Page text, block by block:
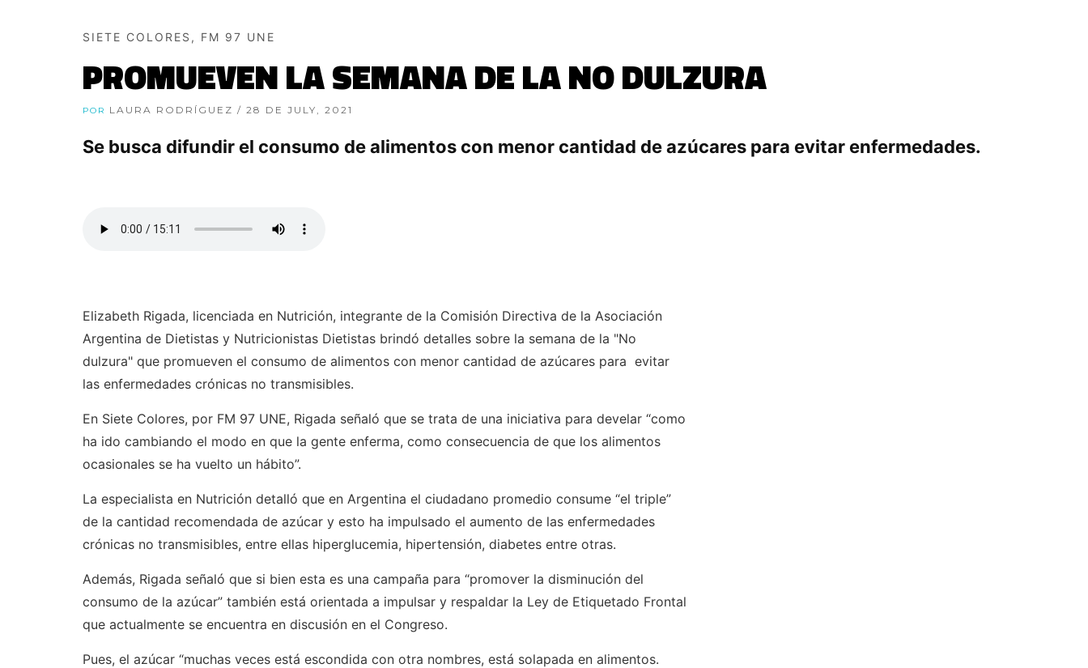
SIETE COLORES, FM 97 UNE
PROMUEVEN LA SEMANA DE LA NO DULZURA
POR LAURA RODRÍGUEZ / 28 DE JULY, 2021
Se busca difundir el consumo de alimentos con menor cantidad de azúcares para evitar enfermedades.
Elizabeth Rigada, licenciada en Nutrición, integrante de la Comisión Directiva de la Asociación
Argentina de Dietistas y Nutricionistas Dietistas brindó detalles sobre la semana de la "No
dulzura" que promueven el consumo de alimentos con menor cantidad de azúcares para evitar
las enfermedades crónicas no transmisibles.
En Siete Colores, por FM 97 UNE, Rigada señaló que se trata de una iniciativa para develar “como
ha ido cambiando el modo en que la gente enferma, como consecuencia de que los alimentos
ocasionales se ha vuelto un hábito”.
La especialista en Nutrición detalló que en Argentina el ciudadano promedio consume “el triple”
de la cantidad recomendada de azúcar y esto ha impulsado el aumento de las enfermedades
crónicas no transmisibles, entre ellas hiperglucemia, hipertensión, diabetes entre otras.
Además, Rigada señaló que si bien esta es una campaña para “promover la disminución del
consumo de la azúcar” también está orientada a impulsar y respaldar la Ley de Etiquetado Frontal
que actualmente se encuentra en discusión en el Congreso.
Pues, el azúcar “muchas veces está escondida con otra nombres, está solapada en alimentos.